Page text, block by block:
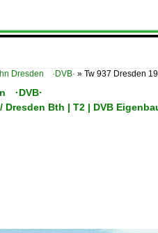
Dresden ·DVB· » Tw 937 Dresden
·DVB·
Bth | T2 | DVB